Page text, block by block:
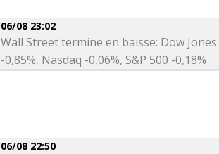
06/08 23:02
Wall Street termine en baisse: Dow Jones
-0,85%, Nasdaq -0,06%, S&P 500 -0,18%
06/08 22:50